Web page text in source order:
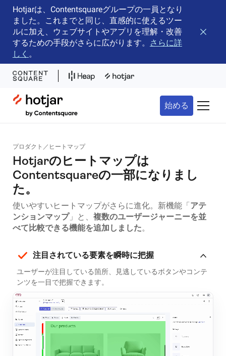
Hotjarは、Contentsquareグループの一員となり
ました。これまでと同じ、直感的に使えるツー
ルに加え、ウェブサイトやアプリを理解・改善
するための手段がさらに広がります。
さらに詳
しく 。
バナー
Hotjar Logo
始める ナビゲ
プロダクト／ヒートマップ
Hotjarのヒートマップは
Contentsquareの一部になりまし
た。
使いやすいヒートマップがさらに進化。新機能「アテ
ンションマップ」と、 複数のユーザージャーニーを並
べて比較できる機能を追加しました。
注目されている要素を瞬時に把握
ユーザーが注目している箇所、見逃しているボタンやコンテ
ンツを一目で把握できます。